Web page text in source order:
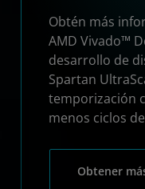
Obtén más
AMD Vivado™
desarrollo de
Spartan
temporización
menos ciclos
Obtener